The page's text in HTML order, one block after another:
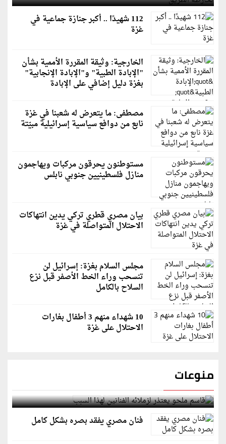
112 شهيدًا .. أكبر جنازة جماعية في
غزة
الخارجية: وثيقة المقررة الأممية بشأن
"الإبادة الطبية" و"الإبادة الإنجابية"
بغزة دليل إضافي على الإبادة
مصطفى: ما يتعرض له شعبنا في غزة
نابع من دوافع سياسية إسرائيلية مبيّتة
مستوطنون يحرقون مركبات ويهاجمون
منازل فلسطينيين جنوبي نابلس
بيان مصري قطري تركي يدين انتهاكات
الاحتلال المتواصلة في غزة
مجلس السلام بغزة: إسرائيل لن
تنسحب وراء الخط الأصفر قبل نزع
السلاح بالكامل
10 شهداء منهم 3 أطفال بغارات
الاحتلال على غزة
منوعات
قاسم ملحو يعتذر لزملائه الفنانين لهذا السبب
فنان مصري يفقد بصره بشكل كامل